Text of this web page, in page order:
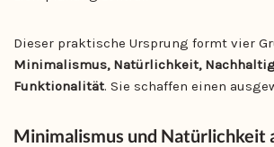
Dieser praktische Ursprung formt vier
Minimalismus, Natürlichkeit,
Funktionalität. Sie schaffen einen
Minimalismus und Natürlichkeit